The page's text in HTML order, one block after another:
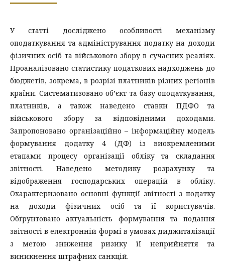
У статті досліджено особливості механізму
оподаткування та адміністрування податку на доходи
фізичних осіб та військового збору в сучасних реаліях.
Проаналізовано статистику податкових надходжень до
бюджетів, зокрема, в розрізі платників різних регіонів
країни. Систематизовано об’єкт та базу оподаткування,
платників, а також наведено ставки ПДФО та
військового збору за відповідними доходами.
Запропоновано організаційно – інформаційну модель
формування додатку 4 (ДФ) із виокремленими
етапами процесу організації обліку та складання
звітності. Наведено методику розрахунку та
відображення господарських операцій в обліку.
Охарактеризовано основні функції звітності з податку
на доходи фізичних осіб та її користувачів.
Обґрунтовано актуальність формування та подання
звітності в електронній формі в умовах диджиталізації
з метою зниження ризику її неприйняття та
виникнення штрафних санкцій.